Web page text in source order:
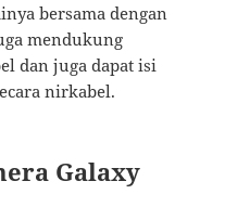
bersama dengan
mendukung
dan juga dapat isi
nirkabel.
Galaxy